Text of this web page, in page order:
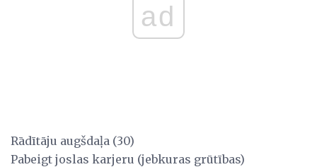
ad
Rādītāju augšdaļa (30)
Pabeigt joslas karjeru (jebkuras grūtības)